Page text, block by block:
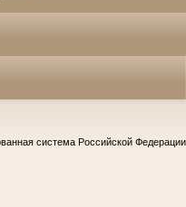
система Российской